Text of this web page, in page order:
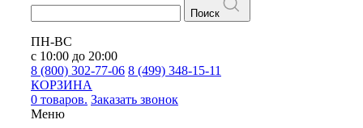
Поиск
ПН-ВС
с 10:00 до 20:00
8 (800) 302-77-06 8 (499) 348-15-11
КОРЗИНА
0 товаров. Заказать звонок
Меню